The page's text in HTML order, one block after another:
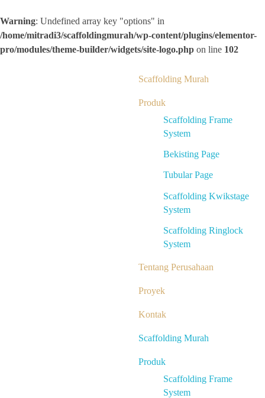
Warning: Undefined array key "options" in
/home/mitradi3/scaffoldingmurah/wp-content/plugins/elementor-
pro/modules/theme-builder/widgets/site-logo.php on line 102
Scaffolding Murah
Produk
Scaffolding Frame
System
Bekisting Page
Tubular Page
Scaffolding Kwikstage
System
Scaffolding Ringlock
System
Tentang Perusahaan
Proyek
Kontak
Scaffolding Murah
Produk
Scaffolding Frame
System